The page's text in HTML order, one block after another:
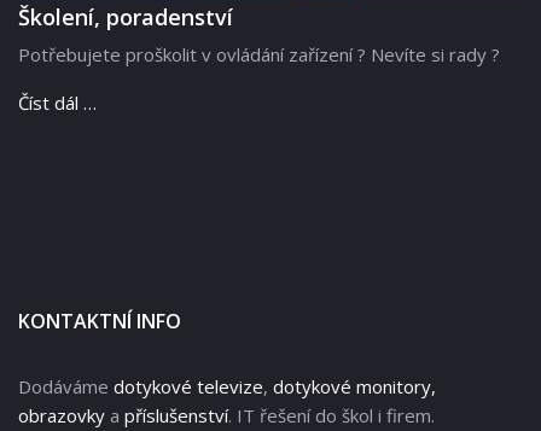
Školení, poradenství
Potřebujete proškolit v ovládání zařízení ? Nevíte si rady ?
Číst dál …
KONTAKTNÍ INFO
Dodáváme dotykové televize, dotykové monitory,
obrazovky a příslušenství. IT řešení do škol i firem.